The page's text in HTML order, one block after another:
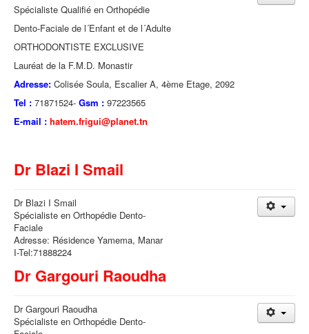
Spécialiste Qualifié en Orthopédie
Dento-Faciale de l´Enfant et de l´Adulte
ORTHODONTISTE EXCLUSIVE
Lauréat de la F.M.D. Monastir
Adresse: Colisée Soula, Escalier A, 4ème Etage, 2092
Tel : 71871524- Gsm : 97223565
E-mail : hatem.frigui@planet.tn
Dr Blazi I Smail
Dr Blazi I Smail
Spécialiste en Orthopédie Dento-
Faciale
Adresse: Résidence Yamema, Manar
I-Tel:71888224
Dr Gargouri Raoudha
Dr Gargouri Raoudha
Spécialiste en Orthopédie Dento-